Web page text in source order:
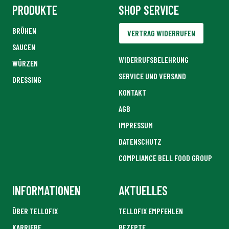
PRODUKTE
BRÜHEN
SAUCEN
WÜRZEN
DRESSING
SHOP SERVICE
VERTRAG WIDERRUFEN
WIDERRUFSBELEHRUNG
SERVICE UND VERSAND
KONTAKT
AGB
IMPRESSUM
DATENSCHUTZ
COMPLIANCE BELL FOOD GROUP
INFORMATIONEN
ÜBER TELLOFIX
AKTUELLES
TELLOFIX EMPFEHLEN